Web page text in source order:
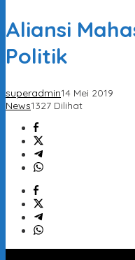
Aliansi
Politik
superadmin14 Mei 2019
News1327 Dilihat